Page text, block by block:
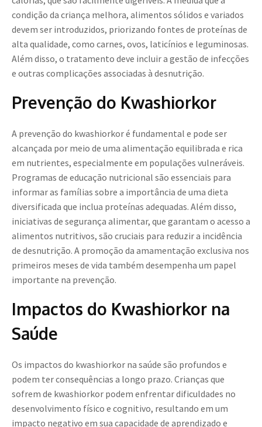
condição da criança melhora, alimentos sólidos e variados
devem ser introduzidos, priorizando fontes de proteínas de
alta qualidade, como carnes, ovos, laticínios e leguminosas.
Além disso, o tratamento deve incluir a gestão de infecções
e outras complicações associadas à desnutrição.
Prevenção do Kwashiorkor
A prevenção do kwashiorkor é fundamental e pode ser
alcançada por meio de uma alimentação equilibrada e rica
em nutrientes, especialmente em populações vulneráveis.
Programas de educação nutricional são essenciais para
informar as famílias sobre a importância de uma dieta
diversificada que inclua proteínas adequadas. Além disso,
iniciativas de segurança alimentar, que garantam o acesso a
alimentos nutritivos, são cruciais para reduzir a incidência
de desnutrição. A promoção da amamentação exclusiva nos
primeiros meses de vida também desempenha um papel
importante na prevenção.
Impactos do Kwashiorkor na
Saúde
Os impactos do kwashiorkor na saúde são profundos e
podem ter consequências a longo prazo. Crianças que
sofrem de kwashiorkor podem enfrentar dificuldades no
desenvolvimento físico e cognitivo, resultando em um
impacto negativo em sua capacidade de aprendizado e